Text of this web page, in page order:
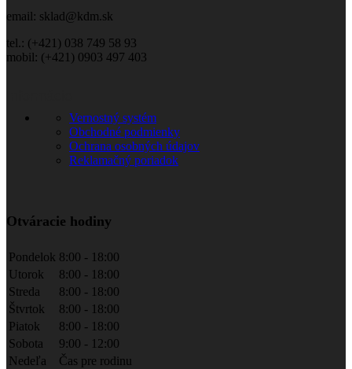
email: sklad@kdm.sk
tel.: (+421) 038 749 58 93
mobil: (+421) 0903 497 403
Vernostný systém
Obchodné podmienky
Ochrana osobných údajov
Reklamačný poriadok
Otváracie hodiny
Pondelok 8:00 - 18:00
Utorok
8:00 - 18:00
Streda
8:00 - 18:00
Štvrtok
8:00 - 18:00
Piatok
8:00 - 18:00
Sobota
9:00 - 12:00
Nedeľa
Čas pre rodinu